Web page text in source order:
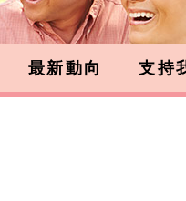
最新動向 支持